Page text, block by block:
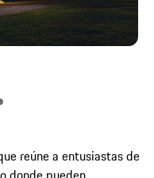
reúne a entusiastas de